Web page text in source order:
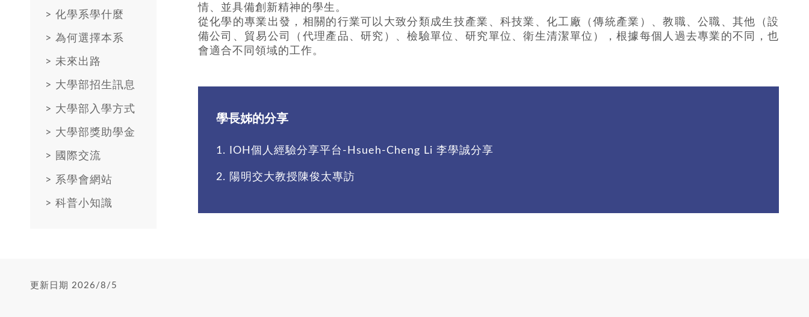
情、並具備創新精神的學生。
從化學的專業出發，相關的行業可以大致分類成生技產業、科技業、化工廠（傳統產業）、教職、公職、其他（設
備公司、貿易公司（代理產品、研究）、檢驗單位、研究單位、衛生清潔單位），根據每個人過去專業的不同，也
會適合不同領域的工作。
學長姊的分享
1. IOH個人經驗分享平台-Hsueh-Cheng Li 李學誠分享
2. 陽明交大教授陳俊太專訪
> 化學系學什麼
> 為何選擇本系
> 未來出路
> 大學部招生訊息
> 大學部入學方式
> 大學部獎助學金
> 國際交流
> 系學會網站
> 科普小知識
更新日期 2026/8/5